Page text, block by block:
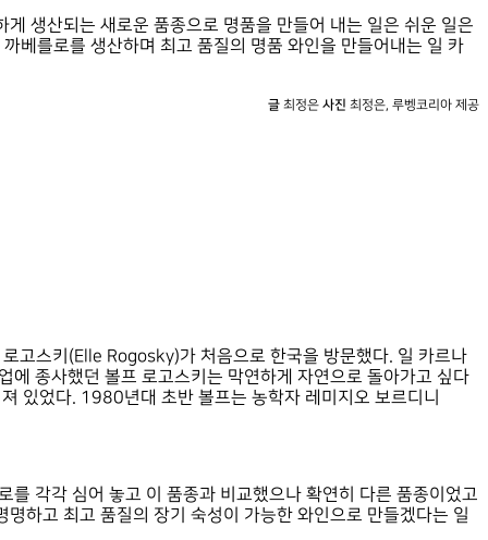
생산되는 새로운 품종으로 명품을 만들어 내는 일은 쉬운 일은
베를로를 생산하며 최고 품질의 명품 와인을 만들어내는 일 카
글 최정은 사진 최정은, 루벵코리아 제공
고스키(Elle Rogosky)가 처음으로 한국을 방문했다. 일 카르나
종사했던 볼프 로고스키는 막연하게 자연으로 돌아가고 싶다
있었다. 1980년대 초반 볼프는 농학자 레미지오 보르디니
각각 심어 놓고 이 품종과 비교했으나 확연히 다른 품종이었고
하고 최고 품질의 장기 숙성이 가능한 와인으로 만들겠다는 일